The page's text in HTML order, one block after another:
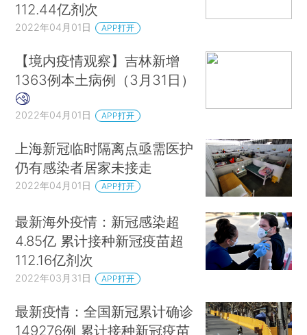
112.44亿剂次
2022年04月01日 APP打开
【境内疫情观察】吉林新增
1363例本土病例（3月31日）
2022年04月01日 APP打开
上海新冠临时隔离点亟需医护
仍有感染者居家未接走
2022年04月01日 APP打开
最新海外疫情：新冠感染超
4.85亿 累计接种新冠疫苗超
112.16亿剂次
2022年03月31日 APP打开
最新疫情：全国新冠累计确诊
149276例 累计接种新冠疫苗